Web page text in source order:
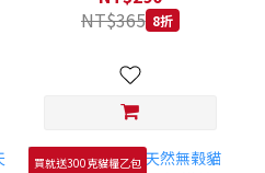
NT$365 8折
買就送300克貓糧乙包